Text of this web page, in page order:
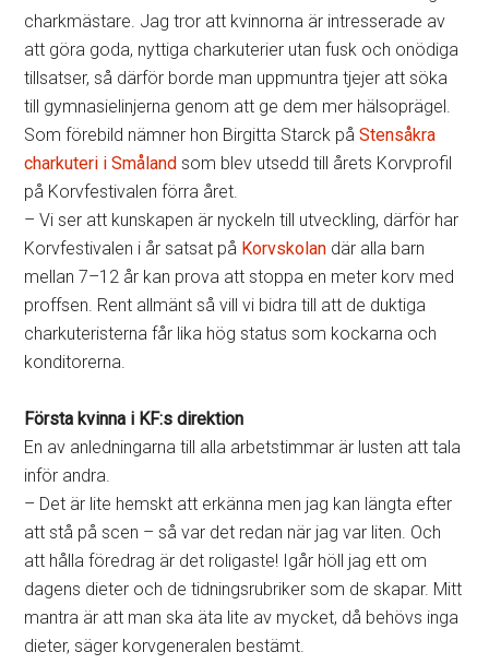
charkmästare. Jag tror att kvinnorna är intresserade av
att göra goda, nyttiga charkuterier utan fusk och onödiga
tillsatser, så därför borde man uppmuntra tjejer att söka
till gymnasielinjerna genom att ge dem mer hälsoprägel.
Som förebild nämner hon Birgitta Starck påStensåkra
charkuteri i Småland som blev utsedd till årets Korvprofil
på Korvfestivalen förra året.
– Vi ser att kunskapen är nyckeln till utveckling, därför har
Korvfestivalen i år satsat på Korvskolan där alla barn
mellan 7–12 år kan prova att stoppa en meter korv med
proffsen. Rent allmänt så vill vi bidra till att de duktiga
charkuteristerna får lika hög status som kockarna och
konditorerna.
Första kvinna i KF:s direktion
En av anledningarna till alla arbetstimmar är lusten att tala
inför andra.
– Det är lite hemskt att erkänna men jag kan längta efter
att stå på scen – så var det redan när jag var liten. Och
att hålla föredrag är det roligaste! Igår höll jag ett om
dagens dieter och de tidningsrubriker som de skapar. Mitt
mantra är att man ska äta lite av mycket, då behövs inga
dieter, säger korvgeneralen bestämt.